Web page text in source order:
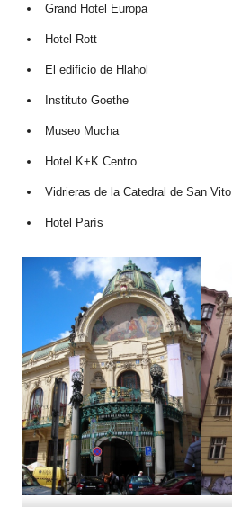
Grand Hotel Europa
Hotel Rott
El edificio de Hlahol
Instituto Goethe
Museo Mucha
Hotel K+K Centro
Vidrieras de la Catedral de San Vito
Hotel París